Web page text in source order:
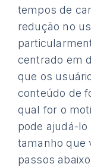
tempos de
redução no
centrado em
que os
conteúdo de
qual for o
pode ajudá-lo
tamanho que
passos